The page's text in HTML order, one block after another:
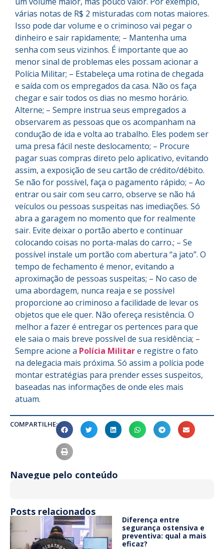
várias notas de R$ 2 misturadas com notas maiores.
Isso pode dar volume e o criminoso vai pegar o
dinheiro e sair rapidamente; – Mantenha uma
senha com seus vizinhos. É importante que ao
menor sinal de problemas eles possam acionar a
Polícia Militar; – Estabeleça uma rotina de chegada
e saída com os empregados da casa. Não os faça
chegar e sair todos os dias no mesmo horário.
Alterne; – Sempre instrua seus empregados a
observarem as pessoas que os acompanham na
condução de ida e volta ao trabalho. Eles podem ser
uma presa fácil neste deslocamento; – Procure
pagar suas compras direto pelo aplicativo, evitando
assim, a exposição de seu cartão de crédito/débito.
Se não for possível, faça o pagamento rápido; – Ao
entrar ou sair com seu carro, observe se não há
veículos ou pessoas suspeitas nas imediações. Só
abra a garagem no momento que for realmente
sair. Evite deixar o portão aberto e continuar
colocando coisas no porta-malas do carro.; – Se
possível instale um portão com abertura “a jato”. O
tempo de fechamento é menor, evitando a
aproximação de pessoas suspeitas; – No caso de
uma abordagem, nunca reaja e se possível
proporcione ao criminoso a facilidade de levar os
objetos que ele quer. Não ofereça resistência. O
melhor a fazer é entregar os pertences para que
ele saia o mais breve possível de sua residência; –
Sempre acione a Polícia Militare registre o fato
na delegacia mais próxima. Só assim a polícia pode
montar estratégias para prender esses suspeitos,
baseadas nas informações de onde eles mais
atuam.
COMPARTILHE:
Navegue pelo conteúdo
Posts relacionados
Diferença entre
segurança ostensiva e
preventiva: qual a mais
eficaz?